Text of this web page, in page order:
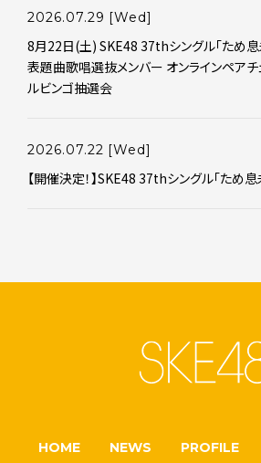
2026.07.29 [Wed]
8月22日(土) SKE48 37thシングル「ため息
表題曲歌唱選抜メンバー オンラインペアチ
ルビンゴ抽選会
2026.07.22 [Wed]
【開催決定！】SKE48 37thシングル「ため息
HOME NEWS PROFILE